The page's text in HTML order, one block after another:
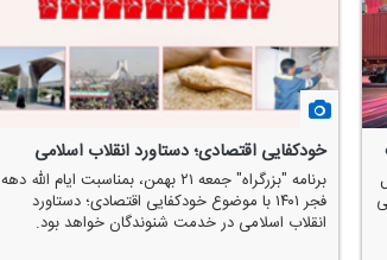
خودكفایی اقتصادی؛ دستاورد انقلاب اسلامی
برنامه "بزرگراه" جمعه ۲۱ بهمن، بمناسبت ایام الله دهه
فجر ۱۴۰۱ با موضوع خودكفایی اقتصادی؛ دستاورد
انقلاب اسلامی در خدمت شنوندگان خواهد بود.